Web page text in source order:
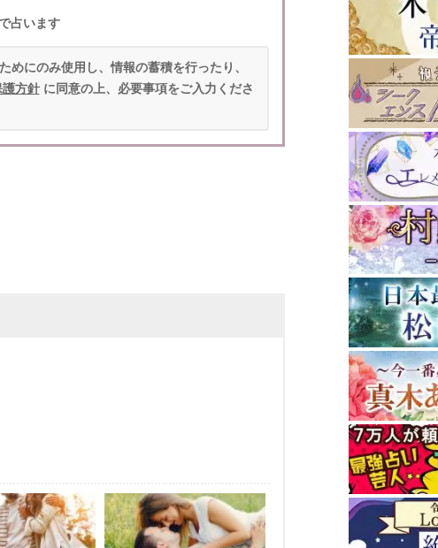
占います
にのみ使用し、情報の蓄積を行ったり、
方針に同意の上、必要事項をご入力くださ